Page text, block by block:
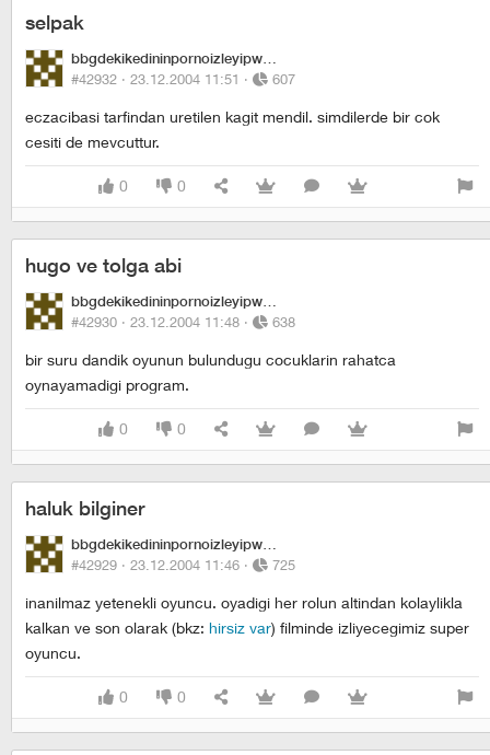
selpak
#42932 · 23.12.2004 11:51 · 607
eczacibasi tarfindan uretilen kagit mendil. simdilerde bir cok
cesiti de mevcuttur.
0 0
hugo ve tolga abi
#42930 · 23.12.2004 11:48 · 638
bir suru dandik oyunun bulundugu cocuklarin rahatca
oynayamadigi program.
0 0
haluk bilginer
#42929 · 23.12.2004 11:46 · 725
inanilmaz yetenekli oyuncu. oyadigi her rolun altindan kolaylikla
kalkan ve son olarak (bkz: hirsiz var) filminde izliyecegimiz super
oyuncu.
0 0